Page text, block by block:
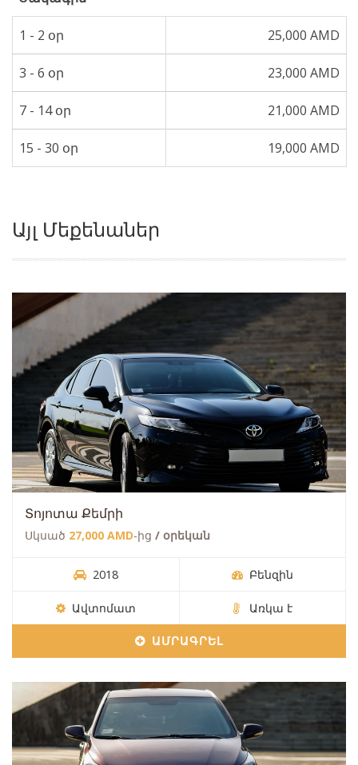
1 - 2 օր 25,000 AMD
3 - 6 օր 23,000 AMD
7 - 14 օր 21,000 AMD
15 - 30 օր 19,000 AMD
Այլ Մեքենաներ
Տոյոտա Քեմրի
Սկսած 27,000 AMD-ից / օրեկան
2018 Բենզին
Ավտոմատ Առկա է
ԱՄՐԱԳՐԵԼ